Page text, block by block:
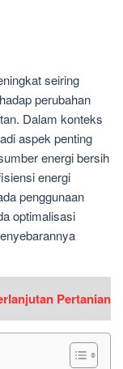
seiring
perubahan
Dalam konteks
aspek penting
energi bersih
energi
penggunaan
optimalisasi
Pertanian